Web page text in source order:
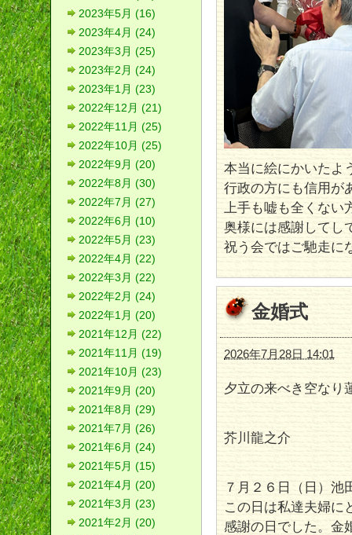
本当に絵にかいたよ
行政の方にも信用が
上手も嘘も全くない
奥様には感謝してし
祝う会ではご馳走に
金婚式
2026年7月28日 14:01
夕立の来べき空なり
芥川龍之介
７月２６日（日）池
この日は私達夫婦に
感謝の日でした。金
2023年5月 (16)
2023年4月 (24)
2023年3月 (25)
2023年2月 (24)
2023年1月 (23)
2022年12月 (21)
2022年11月 (25)
2022年10月 (25)
2022年9月 (20)
2022年8月 (30)
2022年7月 (27)
2022年6月 (10)
2022年5月 (23)
2022年4月 (22)
2022年3月 (22)
2022年2月 (24)
2022年1月 (20)
2021年12月 (22)
2021年11月 (19)
2021年10月 (23)
2021年9月 (20)
2021年8月 (29)
2021年7月 (26)
2021年6月 (24)
2021年5月 (15)
2021年4月 (20)
2021年3月 (23)
2021年2月 (20)